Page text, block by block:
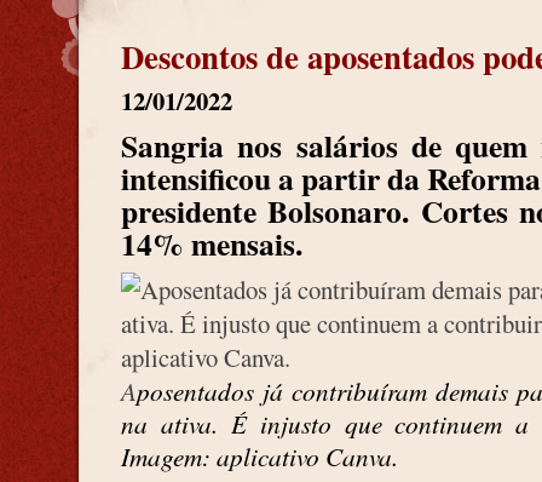
Descontos de aposentados
12/01/2022
Sangria nos salários de
intensificou a partir da
presidente Bolsonaro. Cortes
14% mensais.
Aposentados já contribuíram demais
na ativa. É injusto que continuem a
Imagem: aplicativo Canva.